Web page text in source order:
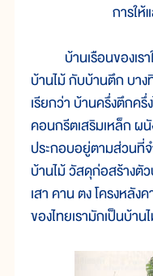
การให้
บ้านเรือนของเราใ
บ้านไม้ กับบ้านตึก บา
เรียกว่า บ้านครึ่งตึกครึ่
คอนกรีตเสริมเหล็ก ผ
ประกอบอยู่ตามส่วนที่
บ้านไม้ วัสดุก่อสร้างตั
เสา คาน ตง โครงหลั
ของไทยเรามักเป็นบ้าน